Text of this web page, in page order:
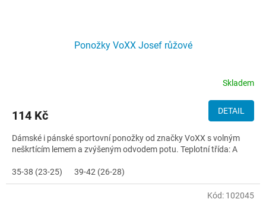
Ponožky VoXX Josef růžové
Skladem
114 Kč DETAIL
Dámské i pánské sportovní ponožky od značky VoXX s volným
neškrtícím lemem a zvýšeným odvodem potu. Teplotní třída: A
35-38 (23-25) 39-42 (26-28)
Kód: 102045